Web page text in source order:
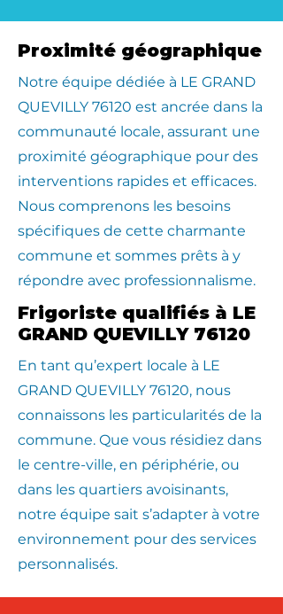
Proximité géographique
​Notre équipe dédiée à LE GRAND
QUEVILLY 76120 est ancrée dans la
communauté locale, assurant une
proximité géographique pour des
interventions rapides et efficaces.
Nous comprenons les besoins
spécifiques de cette charmante
commune et sommes prêts à y
répondre avec professionnalisme.
Frigoriste qualifiés à LE
GRAND QUEVILLY 76120
En tant qu’expert locale à LE
GRAND QUEVILLY 76120, nous
connaissons les particularités de la
commune. Que vous résidiez dans
le centre-ville, en périphérie, ou
dans les quartiers avoisinants,
notre équipe sait s’adapter à votre
environnement pour des services
personnalisés.